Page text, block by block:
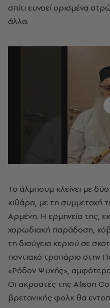
σπίτι ευνοεί ορισμένα
άλλα.
Το άλμπουμ κλείνει με
κιθάρα, με τη συμμετοχή
Αρμένη. Η ερμηνεία της,
χορωδιακή παράδοση,
τη διαύγεια κεριού σε
ποντιακό τροπάριο στην
«Ρόδον Ψυχής», αμφότερα
Οι ακροατές της Alison
βρετανικής φολκ θα